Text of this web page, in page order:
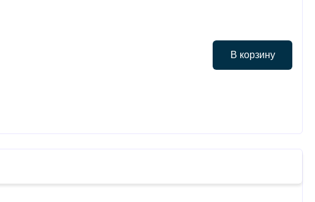
В корзину